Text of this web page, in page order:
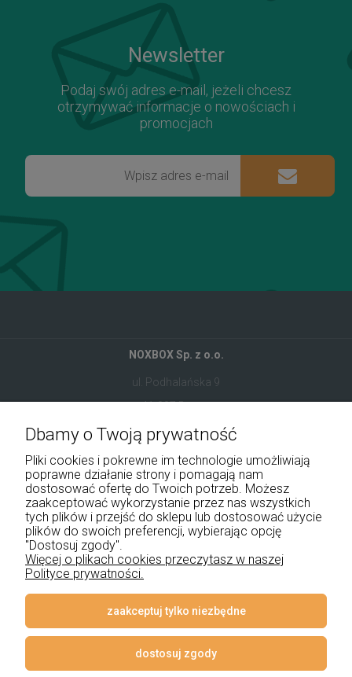
Newsletter
Podaj swój adres e-mail, jeżeli chcesz
otrzymywać informacje o nowościach i
promocjach
NOXBOX Sp. z o.o.
ul. Podhalańska 9
41-907 Bytom
+48 534 555 344
sklep@noxbox.pl
Pomoc
Płatności i dostawa
Informacje
Dbamy o Twoją prywatność
Pliki cookies i pokrewne im technologie umożliwiają
poprawne działanie strony i pomagają nam
dostosować ofertę do Twoich potrzeb. Możesz
zaakceptować wykorzystanie przez nas wszystkich
tych plików i przejść do sklepu lub dostosować użycie
plików do swoich preferencji, wybierając opcję
"Dostosuj zgody".
Więcej o plikach cookies przeczytasz w naszej
Polityce prywatności.
zaakceptuj tylko niezbędne
dostosuj zgody